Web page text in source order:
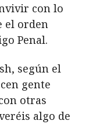
con lo
el orden
Penal.
según el
gente
otras
algo de